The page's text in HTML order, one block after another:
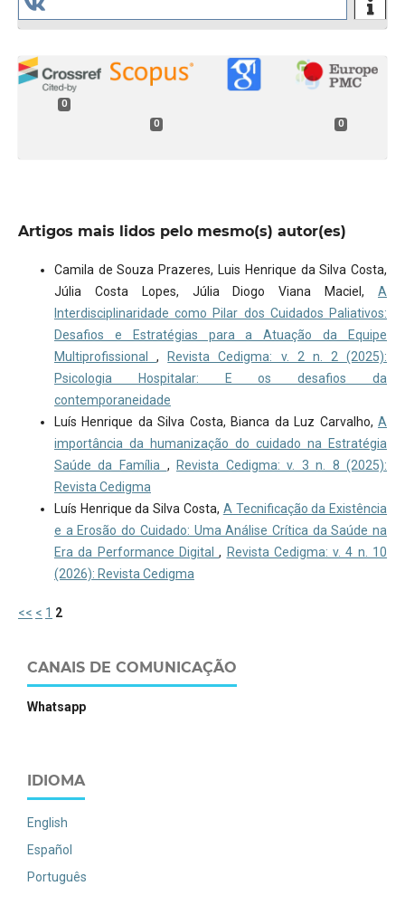
0
0
0
Artigos mais lidos pelo mesmo(s) autor(es)
Camila de Souza Prazeres, Luis Henrique da Silva Costa,
Júlia Costa Lopes, Júlia Diogo Viana Maciel,A
Interdisciplinaridade como Pilar dos Cuidados Paliativos:
Desafios e Estratégias para a Atuação da Equipe
Multiprofissional,
Revista Cedigma: v. 2 n. 2 (2025):
Psicologia Hospitalar: E os desafios da
contemporaneidade
Luís Henrique da Silva Costa, Bianca da Luz Carvalho,A
importância da humanização do cuidado na Estratégia
Saúde da Família ,
Revista Cedigma: v. 3 n. 8 (2025):
Revista Cedigma
Luís Henrique da Silva Costa, A Tecnificação da Existência
e a Erosão do Cuidado: Uma Análise Crítica da Saúde na
Era da Performance Digital, Revista Cedigma: v. 4 n. 10
(2026): Revista Cedigma
<< < 1 2
CANAIS DE COMUNICAÇÃO
Whatsapp
IDIOMA
English
Español
Português